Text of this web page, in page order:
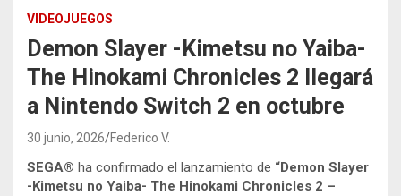
VIDEOJUEGOS
Demon Slayer -Kimetsu no Yaiba-
The Hinokami Chronicles 2 llegará
a Nintendo Switch 2 en octubre
30 junio, 2026 Federico V.
SEGA® ha confirmado el lanzamiento de “Demon Slayer
-Kimetsu no Yaiba- The Hinokami Chronicles 2 –